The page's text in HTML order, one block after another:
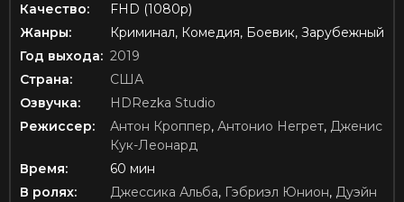
Качество:
FHD (1080p)
Жанры:
Криминал, Комедия, Боевик, Зарубежный
Год выхода: 2019
Страна:
США
Озвучка:
HDRezka Studio
Режиссер:
Антон Кроппер, Антонио Негрет, Дженис
Кук-Леонард
Время:
60 мин
В ролях:
Джессика Альба, Гэбриэл Юнион, Дуэйн